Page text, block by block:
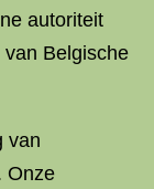
autoriteit
Belgische
van
Onze